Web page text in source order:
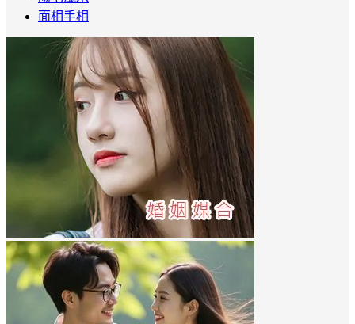
面相手相